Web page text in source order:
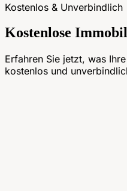
Kostenlos & Unverbindlich
Kostenlose
Erfahren Sie jetzt, was
kostenlos und